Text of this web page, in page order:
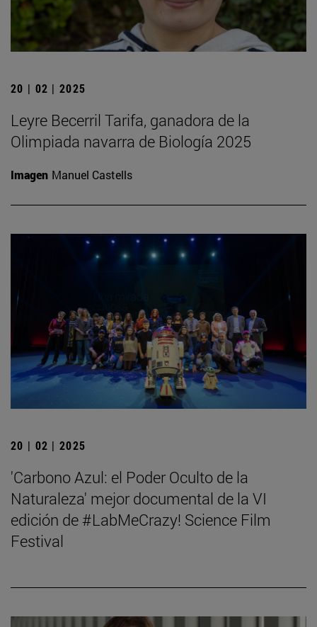
20 | 02 | 2025
Leyre Becerril Tarifa, ganadora de la
Olimpiada navarra de Biología 2025
Imagen Manuel Castells
20 | 02 | 2025
'Carbono Azul: el Poder Oculto de la
Naturaleza' mejor documental de la VI
edición de #LabMeCrazy! Science Film
Festival